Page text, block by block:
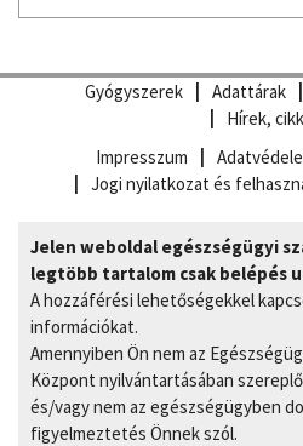
Gyógyszerek Adattárak
Hírek,
Impresszum
Jogi nyilatkozat és
Jelen weboldal egészségügyi
legtöbb tartalom csak belépés
A hozzáférési lehetőségekkel
információkat.
Amennyiben Ön nem az
Központ nyilvántartásában
és/vagy nem az egészségügyben
figyelmeztetés Önnek szól.